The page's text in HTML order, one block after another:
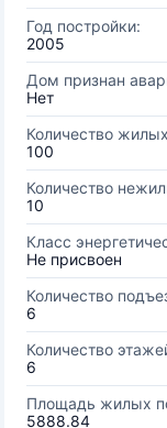
Год постройки:
2005
Дом признан
Нет
Количество
100
Количество
10
Класс
Не присвоен
Количество
6
Количество
6
Площадь жилых
5888.84